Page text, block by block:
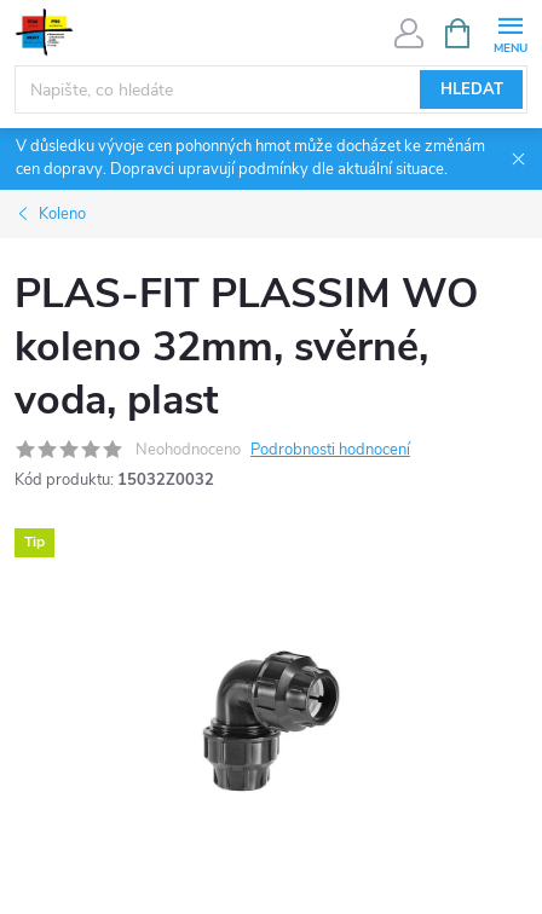
Přejít
obsah
HLEDAT
NÁKUPNÍ
KOŠÍK
V důsledku vývoje cen pohonných hmot může docházet ke změnám
cen dopravy. Dopravci upravují podmínky dle aktuální situace.
Koleno
PLAS-FIT PLASSIM WO
koleno 32mm, svěrné,
voda, plast
Neohodnoceno Podrobnosti hodnocení
Kód produktu: 15032Z0032
Tip